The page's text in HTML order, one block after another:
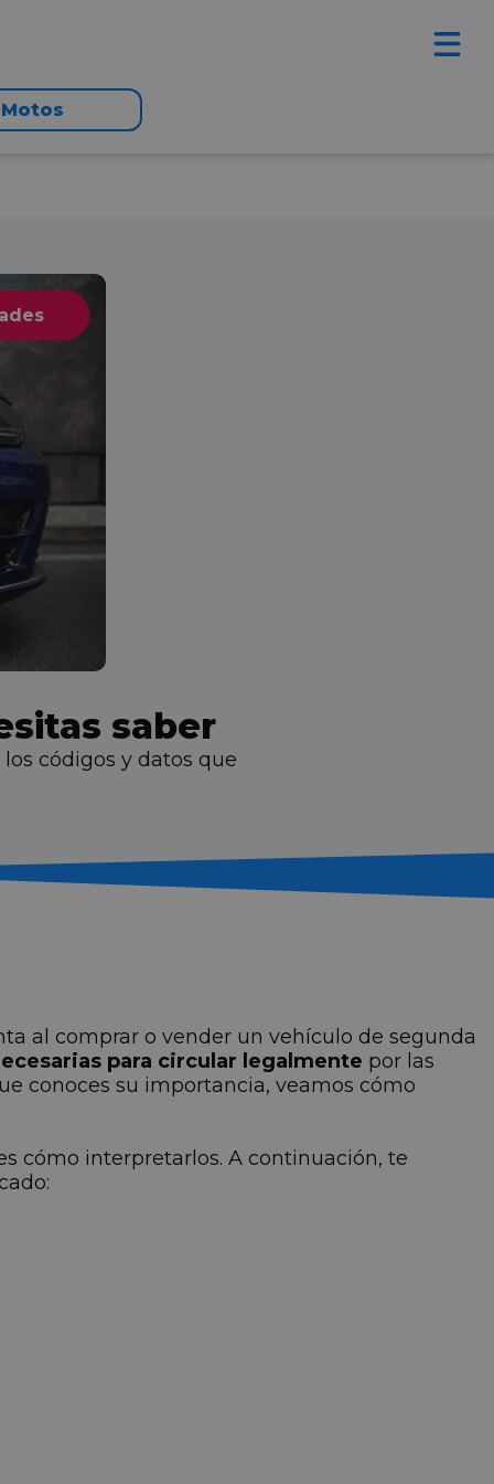
Motos
saber
códigos y datos que
al comprar o vender un vehículo de segunda
para circular legalmente por las
conoces su importancia, veamos cómo
cómo interpretarlos. A continuación, te